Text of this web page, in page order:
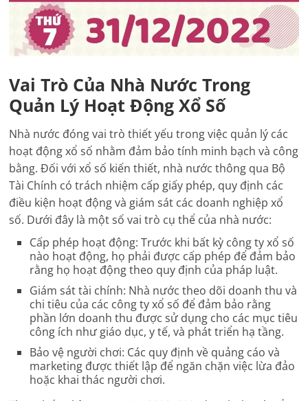
Vai Trò Của Nhà Nước Trong
Quản Lý Hoạt Động Xổ Số
Nhà nước đóng vai trò thiết yếu trong việc quản lý các
hoạt động xổ số nhằm đảm bảo tính minh bạch và công
bằng. Đối với xổ số kiến thiết, nhà nước thông qua Bộ
Tài Chính có trách nhiệm cấp giấy phép, quy định các
điều kiện hoạt động và giám sát các doanh nghiệp xổ
số. Dưới đây là một số vai trò cụ thể của nhà nước:
Cấp phép hoạt động: Trước khi bất kỳ công ty xổ số
nào hoạt động, họ phải được cấp phép để đảm bảo
rằng họ hoạt động theo quy định của pháp luật.
Giám sát tài chính: Nhà nước theo dõi doanh thu và
chi tiêu của các công ty xổ số để đảm bảo rằng
phần lớn doanh thu được sử dụng cho các mục tiêu
công ích như giáo dục, y tế, và phát triển hạ tầng.
Bảo vệ người chơi: Các quy định về quảng cáo và
marketing được thiết lập để ngăn chặn việc lừa đảo
hoặc khai thác người chơi.